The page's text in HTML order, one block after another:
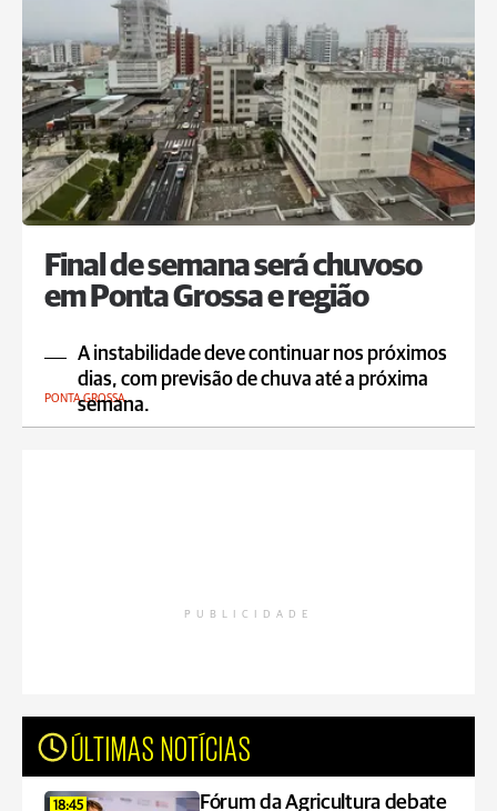
Final de semana será chuvoso
em Ponta Grossa e região
A instabilidade deve continuar nos próximos
dias, com previsão de chuva até a próxima
semana.
PONTA GROSSA
PUBLICIDADE
ÚLTIMAS NOTÍCIAS
18:45 Fórum da Agricultura debate